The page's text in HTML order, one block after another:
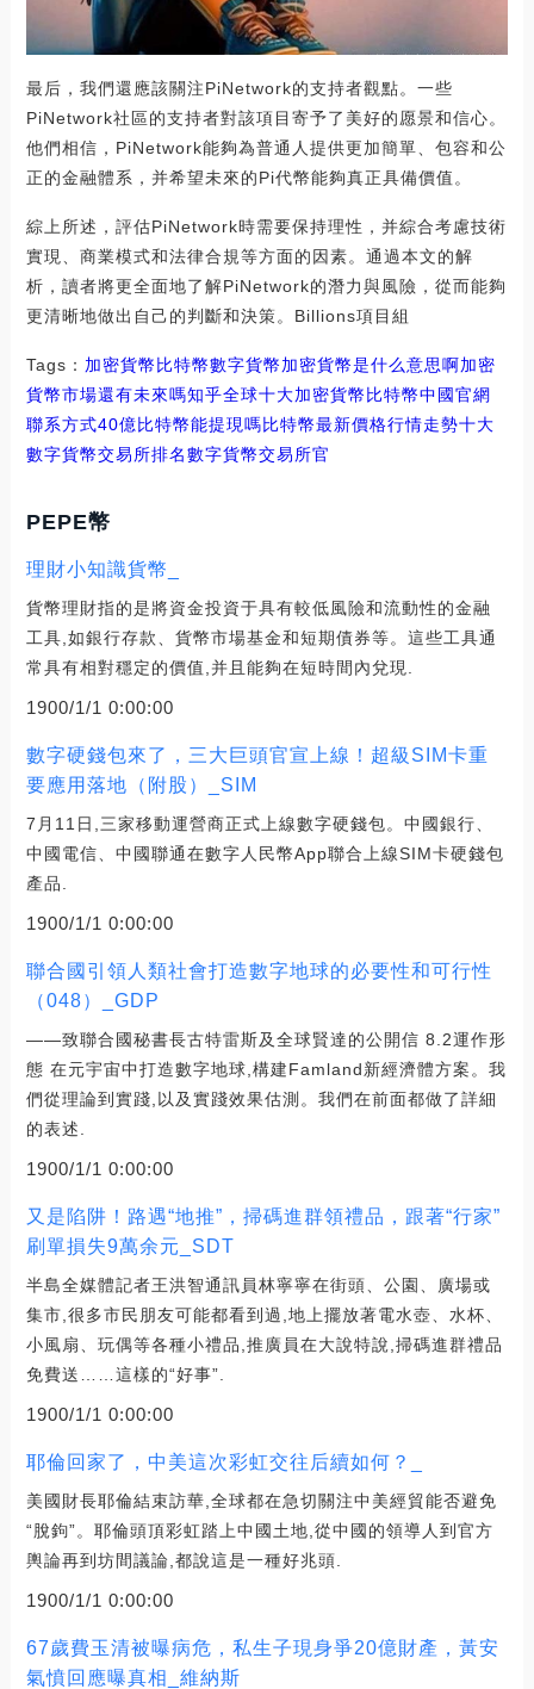
最后，我們還應該關注PiNetwork的支持者觀點。一些
PiNetwork社區的支持者對該項目寄予了美好的愿景和信心。
他們相信，PiNetwork能夠為普通人提供更加簡單、包容和公
正的金融體系，并希望未來的Pi代幣能夠真正具備價值。
綜上所述，評估PiNetwork時需要保持理性，并綜合考慮技術
實現、商業模式和法律合規等方面的因素。通過本文的解
析，讀者將更全面地了解PiNetwork的潛力與風險，從而能夠
更清晰地做出自己的判斷和決策。Billions項目組
Tags： 加密貨幣 比特幣數字貨幣加密貨幣是什么意思啊加密
貨幣市場還有未來嗎知乎全球十大加密貨幣比特幣中國官網
聯系方式40億比特幣能提現嗎比特幣最新價格行情走勢十大
數字貨幣交易所排名數字貨幣交易所官
PEPE幣
理財小知識貨幣_
貨幣理財指的是將資金投資于具有較低風險和流動性的金融
工具,如銀行存款、貨幣市場基金和短期債券等。這些工具通
常具有相對穩定的價值,并且能夠在短時間內兌現.
1900/1/1 0:00:00
數字硬錢包來了，三大巨頭官宣上線！超級SIM卡重
要應用落地（附股）_SIM
7月11日,三家移動運營商正式上線數字硬錢包。中國銀行、
中國電信、中國聯通在數字人民幣App聯合上線SIM卡硬錢包
產品.
1900/1/1 0:00:00
聯合國引領人類社會打造數字地球的必要性和可行性
（048）_GDP
——致聯合國秘書長古特雷斯及全球賢達的公開信 8.2運作形
態 在元宇宙中打造數字地球,構建Famland新經濟體方案。我
們從理論到實踐,以及實踐效果估測。我們在前面都做了詳細
的表述.
1900/1/1 0:00:00
又是陷阱！路遇“地推”，掃碼進群領禮品，跟著“行家”
刷單損失9萬余元_SDT
半島全媒體記者王洪智通訊員林寧寧在街頭、公園、廣場或
集市,很多市民朋友可能都看到過,地上擺放著電水壺、水杯、
小風扇、玩偶等各種小禮品,推廣員在大說特說,掃碼進群禮品
免費送……這樣的“好事”.
1900/1/1 0:00:00
耶倫回家了，中美這次彩虹交往后續如何？_
美國財長耶倫結束訪華,全球都在急切關注中美經貿能否避免
“脫鉤”。耶倫頭頂彩虹踏上中國土地,從中國的領導人到官方
輿論再到坊間議論,都說這是一種好兆頭.
1900/1/1 0:00:00
67歲費玉清被曝病危，私生子現身爭20億財產，黃安
氣憤回應曝真相_維納斯